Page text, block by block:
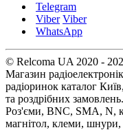
Telegram
Viber Viber
WhatsApp
© Relcoma UA 2020 -
Магазин
радіоринок каталог
та роздрібних замовлень.
Роз'єми, BNC, SMA, N,
магнітол, клеми,